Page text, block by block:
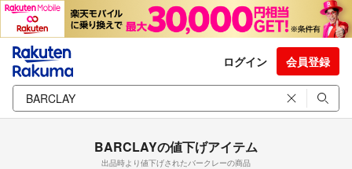
ログイン 会員登録
BARCLAYの値下げアイテム
出品時より値下げされたバークレーの商品